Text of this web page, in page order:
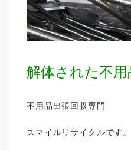
解体された不用
不用品出張回収専門
スマイルリサイクルです。